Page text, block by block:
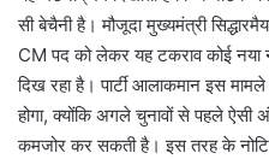
सी बेचैनी है। मौजूदा मुख्यमंत्री
CM पद को लेकर यह टकराव कोई
दिख रहा है। पार्टी आलाकमान इस
होगा, क्योंकि अगले चुनावों से पहले ऐसी
कमजोर कर सकती है। इस तरह के